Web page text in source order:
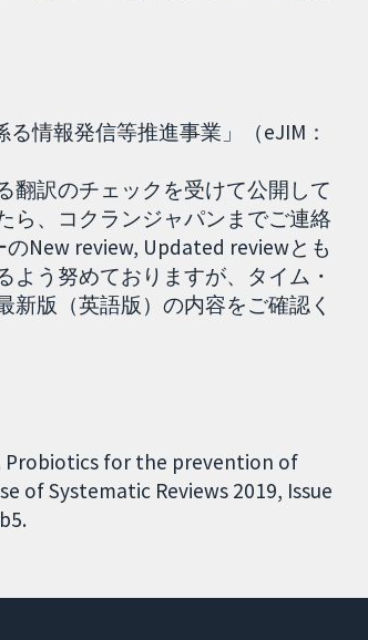
情報発信等推進事業」（eJIM：
翻訳のチェックを受けて公開して
ら、コクランジャパンまでご連絡
New review, Updated reviewとも
う努めておりますが、タイム・
版（英語版）の内容をご確認く
Probiotics for the prevention of
of Systematic Reviews 2019, Issue